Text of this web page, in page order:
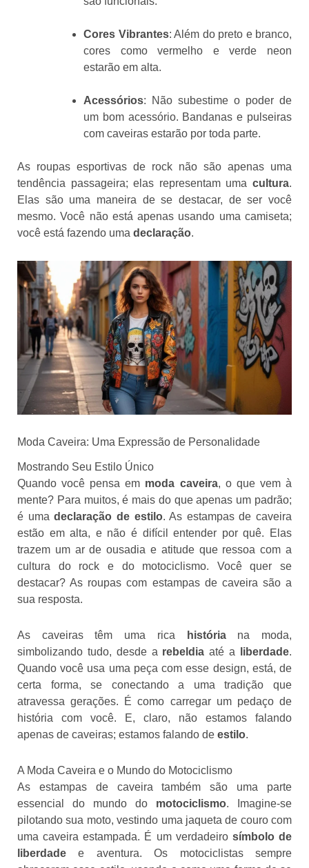
Cores Vibrantes: Além do preto e branco,
cores como vermelho e verde neon
estarão em alta.
Acessórios: Não subestime o poder de
um bom acessório. Bandanas e pulseiras
com caveiras estarão por toda parte.
As roupas esportivas de rock não são apenas uma
tendência passageira; elas representam uma cultura.
Elas são uma maneira de se destacar, de ser você
mesmo. Você não está apenas usando uma camiseta;
você está fazendo uma declaração.
Moda Caveira: Uma Expressão de Personalidade
Mostrando Seu Estilo Único
Quando você pensa em moda caveira, o que vem à
mente? Para muitos, é mais do que apenas um padrão;
é umadeclaração de estilo. As estampas de caveira
estão em alta, e não é difícil entender por quê. Elas
trazem um ar de ousadia e atitude que ressoa com a
cultura do rock e do motociclismo. Você quer se
destacar? As roupas com estampas de caveira são a
sua resposta.
As caveiras têm uma rica históriana moda,
simbolizando tudo, desde a rebeldia até a liberdade.
Quando você usa uma peça com esse design, está, de
certa forma, se conectando a uma tradição que
atravessa gerações. É como carregar um pedaço de
história com você. E, claro, não estamos falando
apenas de caveiras; estamos falando de estilo.
A Moda Caveira e o Mundo do Motociclismo
As estampas de caveira também são uma parte
essencial do mundo do motociclismo. Imagine-se
pilotando sua moto, vestindo uma jaqueta de couro com
uma caveira estampada. É um verdadeiro símbolo de
liberdade e aventura. Os motociclistas sempre